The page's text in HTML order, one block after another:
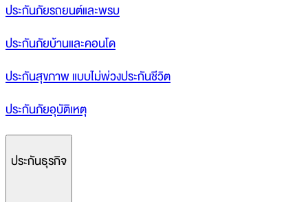
ประกันภัยรถยนต์และพรบ
ประกันภัยบ้านและคอนโด
ประกันสุขภาพ แบบไม่พ่วงประกันชีวิต
ประกันภัยอุบัติเหตุ
ประกันธุรกิจ